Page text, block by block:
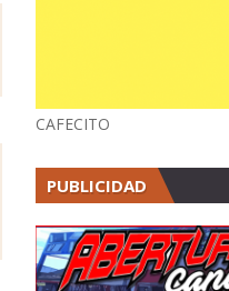
CAFECITO
PUBLICIDAD